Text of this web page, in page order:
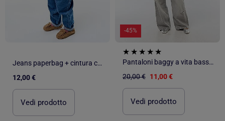
Jeans paperbag + cintura con motivo
12,00 €
Vedi prodotto
-45%
Pantaloni baggy a vita bassa con 5 tasche
20,00 € 11,00 €
Vedi prodotto